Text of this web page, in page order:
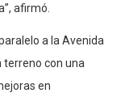
afirmó.
a la Avenida
terreno con una
en